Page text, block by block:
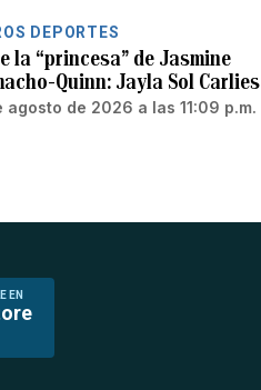
DEPORTES
la “princesa” de Jasmine
Quinn: Jayla Sol Carlies
agosto de 2026 a las 11:09 p.m.
EN